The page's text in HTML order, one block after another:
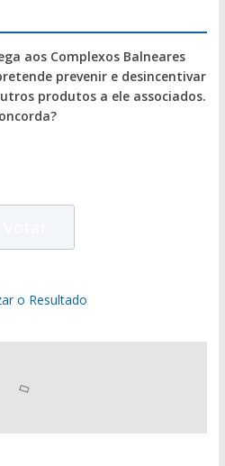
aos Complexos Balneares
prevenir e desincentivar
produtos a ele associados.
o Resultado